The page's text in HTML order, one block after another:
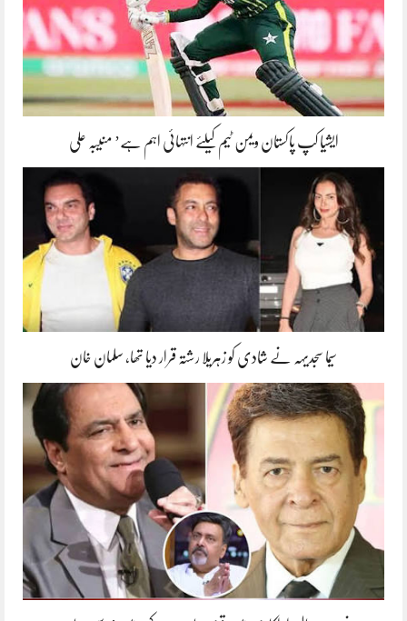
ایشیا کپ پاکستان ویمن ٹیم کیلئے انتہائی اہم ہے’ منیبہ علی
سیما سجدیہہ نے شادی کو زہریلا رشتہ قرار دیا تھا، سلمان خان